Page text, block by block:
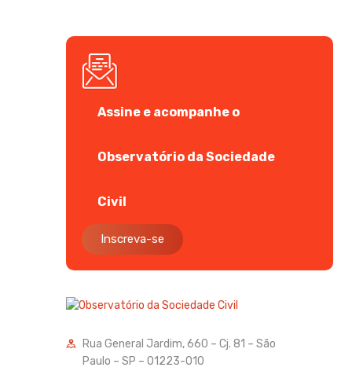
Assine e acompanhe o
Observatório da Sociedade
Civil
Inscreva-se
Rua General Jardim, 660 – Cj. 81 – São
Paulo – SP – 01223-010